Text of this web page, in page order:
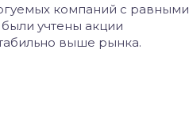
компаний с равными
учтены акции
выше рынка.